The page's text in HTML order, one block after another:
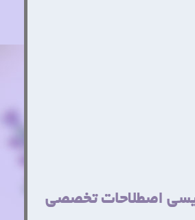
اصطلاحات تخصصی